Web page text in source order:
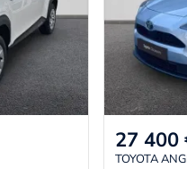
27 400
TOYOTA